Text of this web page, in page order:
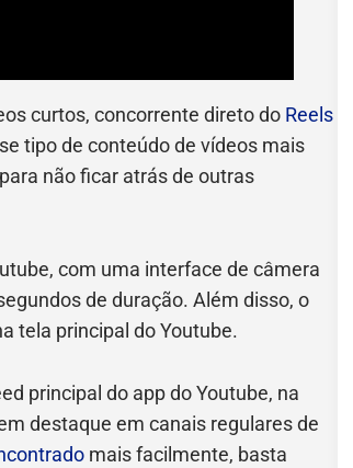
curtos, concorrente direto do Reels
tipo de conteúdo de vídeos mais
não ficar atrás de outras
com uma interface de câmera
de duração. Além disso, o
tela principal do Youtube.
principal do app do Youtube, na
destaque em canais regulares de
mais facilmente, basta